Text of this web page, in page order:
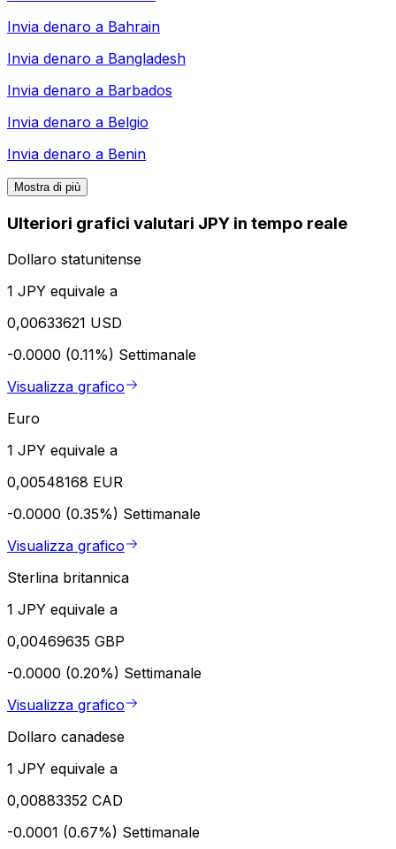
Invia denaro a Bahrain
Invia denaro a Bangladesh
Invia denaro a Barbados
Invia denaro a Belgio
Invia denaro a Benin
Mostra di più
Ulteriori grafici valutari JPY in tempo reale
Dollaro statunitense
1 JPY equivale a
0,00633621 USD
-0.0000 (0.11%) Settimanale
Visualizza grafico
Euro
1 JPY equivale a
0,00548168 EUR
-0.0000 (0.35%) Settimanale
Visualizza grafico
Sterlina britannica
1 JPY equivale a
0,00469635 GBP
-0.0000 (0.20%) Settimanale
Visualizza grafico
Dollaro canadese
1 JPY equivale a
0,00883352 CAD
-0.0001 (0.67%) Settimanale